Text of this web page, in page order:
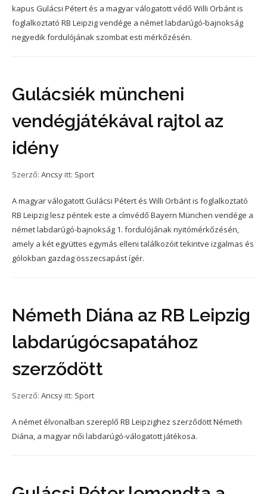
kapus Gulácsi Pétert és a magyar válogatott védő Willi Orbánt is
foglalkoztató RB Leipzig vendége a német labdarúgó-bajnokság
negyedik fordulójának szombat esti mérkőzésén.
Gulácsiék müncheni
vendégjátékával rajtol az
idény
Szerző: Ancsy itt: Sport
A magyar válogatott Gulácsi Pétert és Willi Orbánt is foglalkoztató
RB Leipzig lesz péntek este a címvédő Bayern München vendége a
német labdarúgó-bajnokság 1. fordulójának nyitómérkőzésén,
amely a két együttes egymás elleni találkozóit tekintve izgalmas és
gólokban gazdag összecsapást ígér.
Németh Diána az RB Leipzig
labdarúgócsapatához
szerződött
Szerző: Ancsy itt: Sport
A német élvonalban szereplő RB Leipzighez szerződött Németh
Diána, a magyar női labdarúgó-válogatott játékosa.